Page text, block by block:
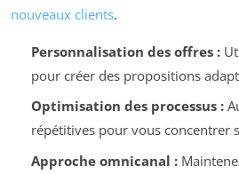
nouveaux clients.
Personnalisation des offres :
pour créer des propositions
Optimisation des processus :
répétitives pour vous concentrer
Approche omnicanal :